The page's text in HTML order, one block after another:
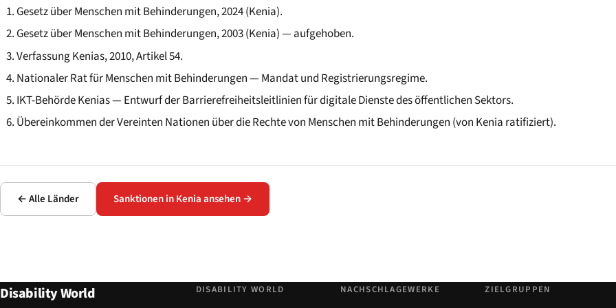
Gesetz über Menschen mit Behinderungen, 2024 (Kenia).
Gesetz über Menschen mit Behinderungen, 2003 (Kenia) — aufgehoben.
Verfassung Kenias, 2010, Artikel 54.
Nationaler Rat für Menschen mit Behinderungen — Mandat und Registrierungsregime.
IKT-Behörde Kenias — Entwurf der Barrierefreiheitsleitlinien für digitale Dienste des öffentlichen Sektors.
Übereinkommen der Vereinten Nationen über die Rechte von Menschen mit Behinderungen (von Kenia ratifiziert).
← Alle Länder Sanktionen in Kenia ansehen →
Disability World DISABILITY WORLD NACHSCHLAGEWERKE ZIELGRUPPEN